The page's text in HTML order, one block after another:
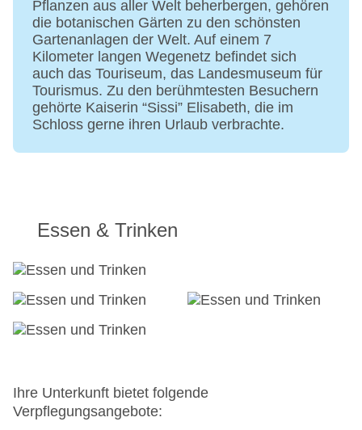
Pflanzen aus aller Welt beherbergen, gehören
die botanischen Gärten zu den schönsten
Gartenanlagen der Welt. Auf einem 7
Kilometer langen Wegenetz befindet sich
auch das Touriseum, das Landesmuseum für
Tourismus. Zu den berühmtesten Besuchern
gehörte Kaiserin “Sissi” Elisabeth, die im
Schloss gerne ihren Urlaub verbrachte.
Essen & Trinken
Ihre Unterkunft bietet folgende
Verpflegungsangebote: